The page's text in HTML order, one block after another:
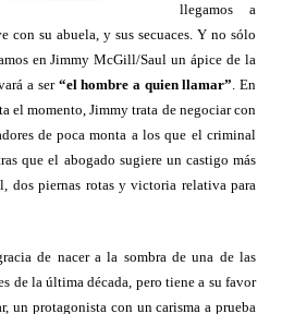
llegamos a
con su abuela, y sus secuaces. Y no sólo
en Jimmy McGill/Saul un ápice de la
a ser “el hombre a quien llamar”. En
el momento, Jimmy trata de negociar con
de poca monta a los que el criminal
que el abogado sugiere un castigo más
dos piernas rotas y victoria relativa para
de nacer a la sombra de una de las
de la última década, pero tiene a su favor
un protagonista con un carisma a prueba